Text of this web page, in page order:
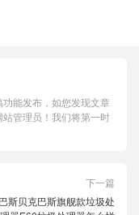
能发布，如您发现文章
管理员！我们将第一时
下一篇
斯贝克巴斯旗舰款垃圾处